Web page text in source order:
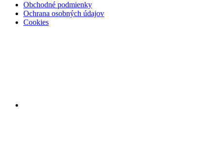
Obchodné podmienky
Ochrana osobných údajov
Cookies